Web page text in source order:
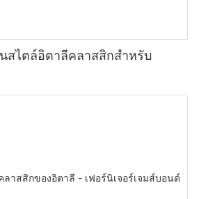
สไตล์อิตาลีคลาสสิกสำหรับ